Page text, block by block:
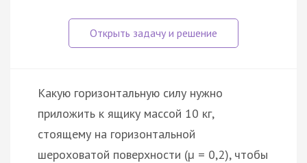
Какую горизонтальную силу нужно
приложить к ящику массой 10 кг,
стоящему на горизонтальной
шероховатой поверхности (µ = 0,2), чтобы